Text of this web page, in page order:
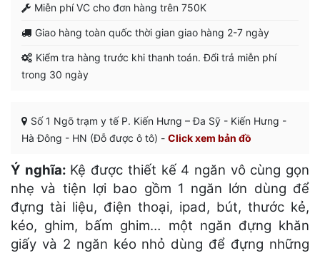
Miễn phí VC cho đơn hàng trên 750K
Giao hàng toàn quốc thời gian giao hàng 2-7 ngày
Kiểm tra hàng trước khi thanh toán. Đổi trả miễn phí
trong 30 ngày
Số 1 Ngõ trạm y tế P. Kiến Hưng – Đa Sỹ - Kiến Hưng -
Hà Đông - HN (Đỗ được ô tô) - Click xem bản đồ
Ý nghĩa: Kệ được thiết kế 4 ngăn vô cùng gọn
nhẹ và tiện lợi bao gồm 1 ngăn lớn dùng để
đựng tài liệu, điện thoại, ipad, bút, thước kẻ,
kéo, ghim, bấm ghim… một ngăn đựng khăn
giấy và 2 ngăn kéo nhỏ dùng để đựng những